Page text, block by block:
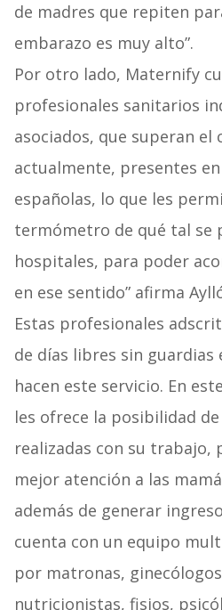
de madres que repiten
embarazo es muy alto”.
Por otro lado, Maternify
profesionales sanitarios
asociados, que superan el
actualmente, presentes
españolas, lo que les
termómetro de qué tal se
hospitales, para poder
en ese sentido” afirma
Estas profesionales
de días libres sin guardias
hacen este servicio. En
les ofrece la posibilidad
realizadas con su trabajo,
mejor atención a las
además de generar
cuenta con un equipo
por matronas,
nutricionistas, fisios,